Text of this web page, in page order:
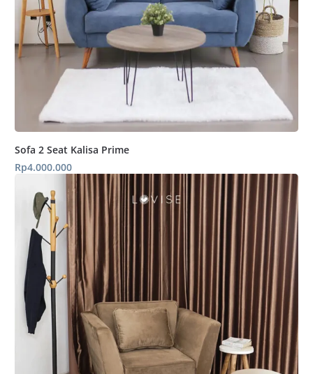
Sofa 2 Seat Kalisa Prime
Rp4.000.000